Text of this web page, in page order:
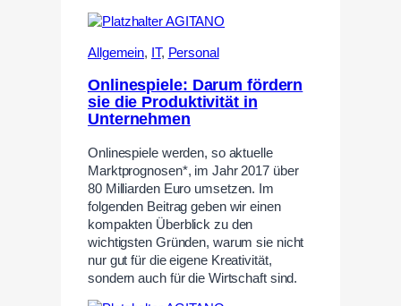
Allgemein, IT, Personal
Onlinespiele: Darum fördern
sie die Produktivität in
Unternehmen
Onlinespiele werden, so aktuelle
Marktprognosen*, im Jahr 2017 über
80 Milliarden Euro umsetzen. Im
folgenden Beitrag geben wir einen
kompakten Überblick zu den
wichtigsten Gründen, warum sie nicht
nur gut für die eigene Kreativität,
sondern auch für die Wirtschaft sind.